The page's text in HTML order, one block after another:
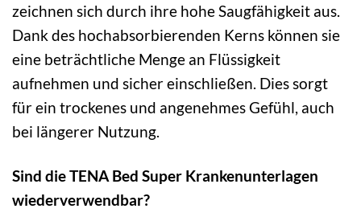
zeichnen sich durch ihre hohe Saugfähigkeit aus.
Dank des hochabsorbierenden Kerns können sie
eine beträchtliche Menge an Flüssigkeit
aufnehmen und sicher einschließen. Dies sorgt
für ein trockenes und angenehmes Gefühl, auch
bei längerer Nutzung.
Sind die TENA Bed Super Krankenunterlagen
wiederverwendbar?